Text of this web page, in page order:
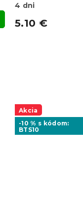
4 dni
5.10 €
Akcia
-10 % s kódom:
BTS10